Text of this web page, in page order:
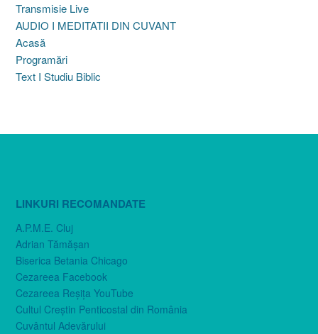
Transmisie Live
AUDIO I MEDITATII DIN CUVANT
Acasă
Programări
Text I Studiu Biblic
LINKURI RECOMANDATE
A.P.M.E. Cluj
Adrian Tămăşan
Biserica Betania Chicago
Cezareea Facebook
Cezareea Reşiţa YouTube
Cultul Creştin Penticostal din România
Cuvântul Adevărului